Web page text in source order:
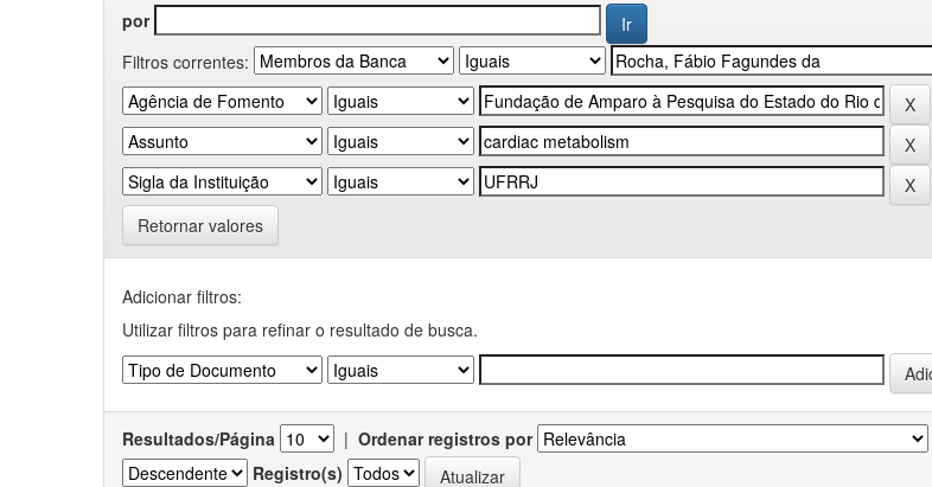
por
Filtros correntes:
Retornar valores
Adicionar filtros:
Utilizar filtros para refinar o resultado de busca.
Resultados/Página | Ordenar registros por
Registro(s)